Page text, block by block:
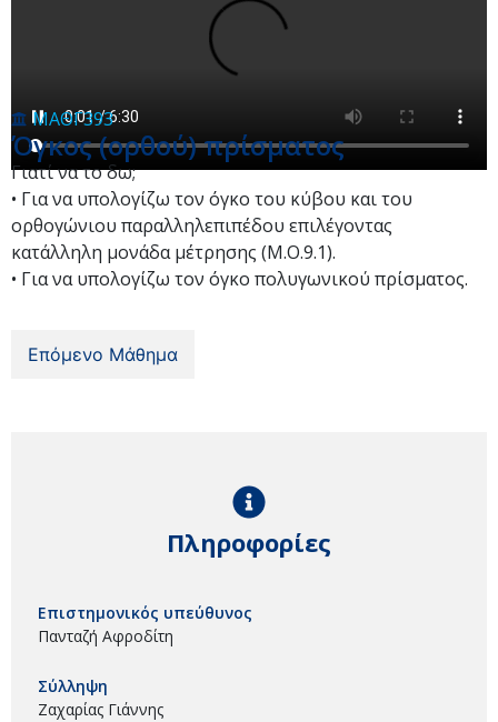
ΜΑΘΓ393
Όγκος (ορθού) πρίσματος
Γιατί να το δω;
• Για να υπολογίζω τον όγκο του κύβου και του
ορθογώνιου παραλληλεπιπέδου επιλέγοντας
κατάλληλη μονάδα μέτρησης (Μ.Ο.9.1).
• Για να υπολογίζω τον όγκο πολυγωνικού πρίσματος.
Επόμενο Μάθημα
Πληροφορίες
Επιστημονικός υπεύθυνος
Πανταζή Αφροδίτη
Σύλληψη
Ζαχαρίας Γιάννης